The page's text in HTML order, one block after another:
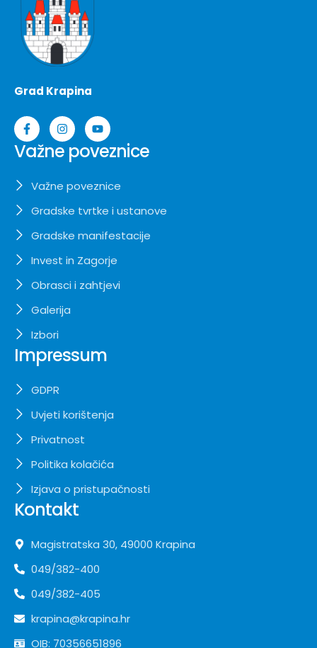
Grad Krapina
Važne poveznice
Važne poveznice
Gradske tvrtke i ustanove
Gradske manifestacije
Invest in Zagorje
Obrasci i zahtjevi
Galerija
Izbori
Impressum
GDPR
Uvjeti korištenja
Privatnost
Politika kolačića
Izjava o pristupačnosti
Kontakt
Magistratska 30, 49000 Krapina
049/382-400
049/382-405
krapina@krapina.hr
OIB: 70356651896